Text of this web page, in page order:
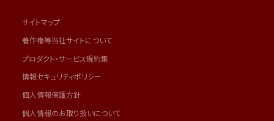
サイトマップ
著作権等当社サイトについて
プロダクト・サービス規約集
情報セキュリティポリシー
個人情報保護方針
個人情報のお取り扱いについて